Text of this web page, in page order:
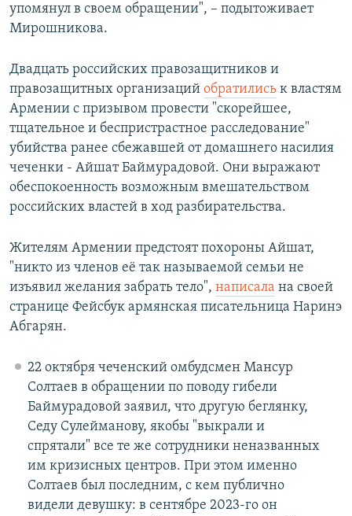
упомянул в своем обращении", – подытоживает
Мирошникова.
Двадцать российских правозащитников и
правозащитных организаций обратились к властям
Армении с призывом провести "скорейшее,
тщательное и беспристрастное расследование"
убийства ранее сбежавшей от домашнего насилия
чеченки - Айшат Баймурадовой. Они выражают
обеспокоенность возможным вмешательством
российских властей в ход разбирательства.
Жителям Армении предстоят похороны Айшат,
"никто из членов её так называемой семьи не
изъявил желания забрать тело", написала на своей
странице Фейсбук армянская писательница Наринэ
Абгарян.
22 октября чеченский омбудсмен Мансур
Солтаев в обращении по поводу гибели
Баймурадовой заявил, что другую беглянку,
Седу Сулейманову, якобы "выкрали и
спрятали" все те же сотрудники неназванных
им кризисных центров. При этом именно
Солтаев был последним, с кем публично
видели девушку: в сентябре 2023-го он